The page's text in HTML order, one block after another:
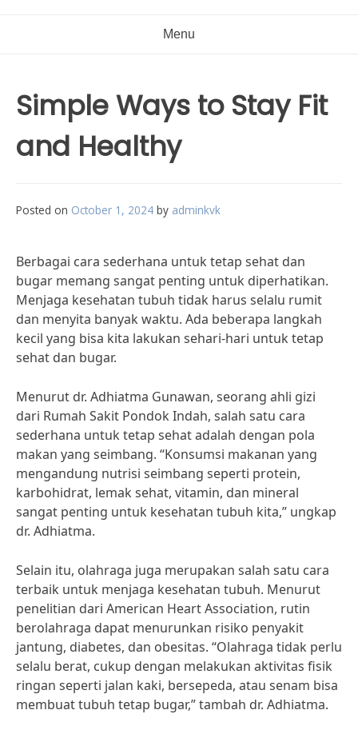
Menu
Simple Ways to Stay Fit
and Healthy
Posted on October 1, 2024 by adminkvk
Berbagai cara sederhana untuk tetap sehat dan
bugar memang sangat penting untuk diperhatikan.
Menjaga kesehatan tubuh tidak harus selalu rumit
dan menyita banyak waktu. Ada beberapa langkah
kecil yang bisa kita lakukan sehari-hari untuk tetap
sehat dan bugar.
Menurut dr. Adhiatma Gunawan, seorang ahli gizi
dari Rumah Sakit Pondok Indah, salah satu cara
sederhana untuk tetap sehat adalah dengan pola
makan yang seimbang. “Konsumsi makanan yang
mengandung nutrisi seimbang seperti protein,
karbohidrat, lemak sehat, vitamin, dan mineral
sangat penting untuk kesehatan tubuh kita,” ungkap
dr. Adhiatma.
Selain itu, olahraga juga merupakan salah satu cara
terbaik untuk menjaga kesehatan tubuh. Menurut
penelitian dari American Heart Association, rutin
berolahraga dapat menurunkan risiko penyakit
jantung, diabetes, dan obesitas. “Olahraga tidak perlu
selalu berat, cukup dengan melakukan aktivitas fisik
ringan seperti jalan kaki, bersepeda, atau senam bisa
membuat tubuh tetap bugar,” tambah dr. Adhiatma.